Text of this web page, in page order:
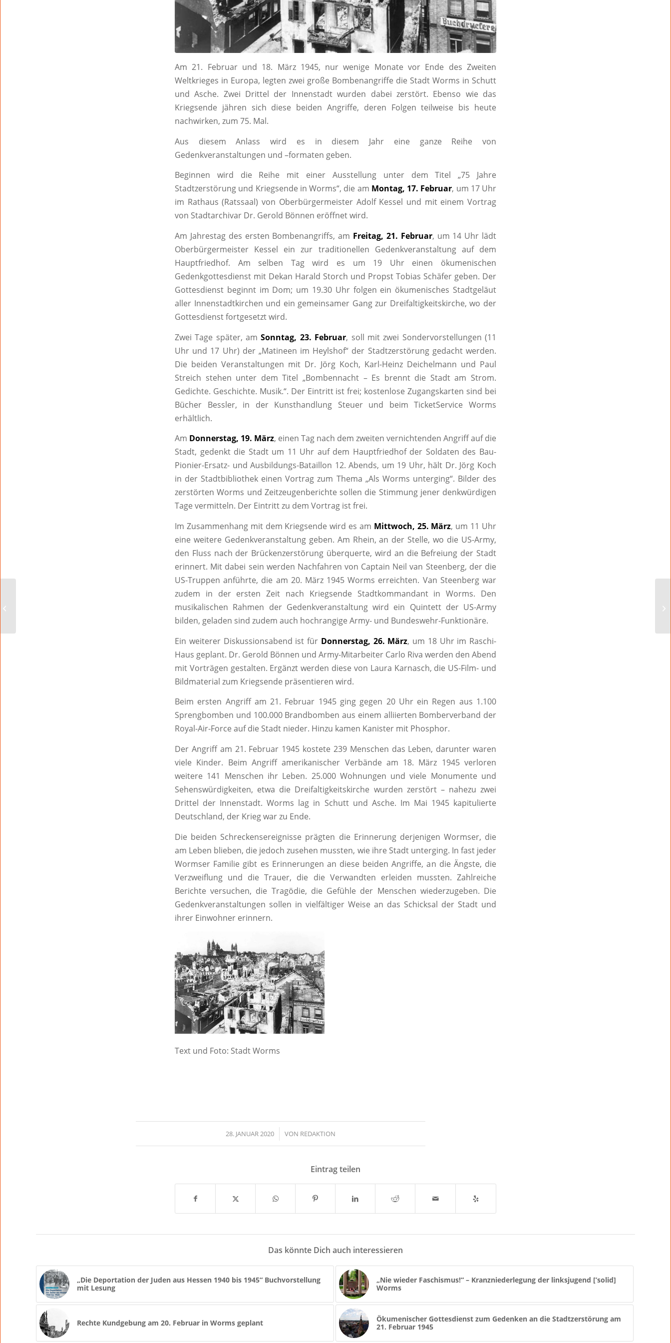
Am 21. Februar und 18. März 1945, nur wenige Monate vor Ende des Zweiten
Weltkrieges in Europa, legten zwei große Bombenangriffe die Stadt Worms in Schutt
und Asche. Zwei Drittel der Innenstadt wurden dabei zerstört. Ebenso wie das
Kriegsende jähren sich diese beiden Angriffe, deren Folgen teilweise bis heute
nachwirken, zum 75. Mal.
Aus diesem Anlass wird es in diesem Jahr eine ganze Reihe von
Gedenkveranstaltungen und –formaten geben.
Beginnen wird die Reihe mit einer Ausstellung unter dem Titel „75 Jahre
Stadtzerstörung und Kriegsende in Worms“, die am Montag, 17. Februar, um 17 Uhr
im Rathaus (Ratssaal) von Oberbürgermeister Adolf Kessel und mit einem Vortrag
von Stadtarchivar Dr. Gerold Bönnen eröffnet wird.
Am Jahrestag des ersten Bombenangriffs, am Freitag, 21. Februar, um 14 Uhr lädt
Oberbürgermeister Kessel ein zur traditionellen Gedenkveranstaltung auf dem
Hauptfriedhof. Am selben Tag wird es um 19 Uhr einen ökumenischen
Gedenkgottesdienst mit Dekan Harald Storch und Propst Tobias Schäfer geben. Der
Gottesdienst beginnt im Dom; um 19.30 Uhr folgen ein ökumenisches Stadtgeläut
aller Innenstadtkirchen und ein gemeinsamer Gang zur Dreifaltigkeitskirche, wo der
Gottesdienst fortgesetzt wird.
Zwei Tage später, amSonntag, 23. Februar, soll mit zwei Sondervorstellungen (11
Uhr und 17 Uhr) der „Matineen im Heylshof“ der Stadtzerstörung gedacht werden.
Die beiden Veranstaltungen mit Dr. Jörg Koch, Karl-Heinz Deichelmann und Paul
Streich stehen unter dem Titel „Bombennacht – Es brennt die Stadt am Strom.
Gedichte. Geschichte. Musik.“. Der Eintritt ist frei; kostenlose Zugangskarten sind bei
Bücher Bessler, in der Kunsthandlung Steuer und beim TicketService Worms
erhältlich.
Am Donnerstag, 19. März, einen Tag nach dem zweiten vernichtenden Angriff auf die
Stadt, gedenkt die Stadt um 11 Uhr auf dem Hauptfriedhof der Soldaten des Bau-
Pionier-Ersatz- und Ausbildungs-Bataillon 12. Abends, um 19 Uhr, hält Dr. Jörg Koch
in der Stadtbibliothek einen Vortrag zum Thema „Als Worms unterging“. Bilder des
zerstörten Worms und Zeitzeugenberichte sollen die Stimmung jener denkwürdigen
Tage vermitteln. Der Eintritt zu dem Vortrag ist frei.
Im Zusammenhang mit dem Kriegsende wird es am Mittwoch, 25. März, um 11 Uhr
eine weitere Gedenkveranstaltung geben. Am Rhein, an der Stelle, wo die US-Army,
den Fluss nach der Brückenzerstörung überquerte, wird an die Befreiung der Stadt
erinnert. Mit dabei sein werden Nachfahren von Captain Neil van Steenberg, der die
US-Truppen anführte, die am 20. März 1945 Worms erreichten. Van Steenberg war
zudem in der ersten Zeit nach Kriegsende Stadtkommandant in Worms. Den
musikalischen Rahmen der Gedenkveranstaltung wird ein Quintett der US-Army
bilden, geladen sind zudem auch hochrangige Army- und Bundeswehr-Funktionäre.
Ein weiterer Diskussionsabend ist für Donnerstag, 26. März, um 18 Uhr im Raschi-
Haus geplant. Dr. Gerold Bönnen und Army-Mitarbeiter Carlo Riva werden den Abend
mit Vorträgen gestalten. Ergänzt werden diese von Laura Karnasch, die US-Film- und
Bildmaterial zum Kriegsende präsentieren wird.
Beim ersten Angriff am 21. Februar 1945 ging gegen 20 Uhr ein Regen aus 1.100
Sprengbomben und 100.000 Brandbomben aus einem alliierten Bomberverband der
Royal-Air-Force auf die Stadt nieder. Hinzu kamen Kanister mit Phosphor.
Der Angriff am 21. Februar 1945 kostete 239 Menschen das Leben, darunter waren
viele Kinder. Beim Angriff amerikanischer Verbände am 18. März 1945 verloren
weitere 141 Menschen ihr Leben. 25.000 Wohnungen und viele Monumente und
Sehenswürdigkeiten, etwa die Dreifaltigkeitskirche wurden zerstört – nahezu zwei
Drittel der Innenstadt. Worms lag in Schutt und Asche. Im Mai 1945 kapitulierte
Deutschland, der Krieg war zu Ende.
Die beiden Schreckensereignisse prägten die Erinnerung derjenigen Wormser, die
am Leben blieben, die jedoch zusehen mussten, wie ihre Stadt unterging. In fast jeder
Wormser Familie gibt es Erinnerungen an diese beiden Angriffe, an die Ängste, die
Verzweiflung und die Trauer, die die Verwandten erleiden mussten. Zahlreiche
Berichte versuchen, die Tragödie, die Gefühle der Menschen wiederzugeben. Die
Gedenkveranstaltungen sollen in vielfältiger Weise an das Schicksal der Stadt und
ihrer Einwohner erinnern.
Text und Foto: Stadt Worms
28. JANUAR 2020
/ VON REDAKTION
Eintrag teilen
Das könnte Dich auch interessieren
„Die Deportation der Juden aus Hessen 1940 bis 1945“ Buchvorstellung
mit Lesung
„Nie wieder Faschismus!“ – Kranzniederlegung der linksjugend [’solid]
Worms
Rechte Kundgebung am 20. Februar in Worms geplant
Ökumenischer Gottesdienst zum Gedenken an die Stadtzerstörung am
21. Februar 1945